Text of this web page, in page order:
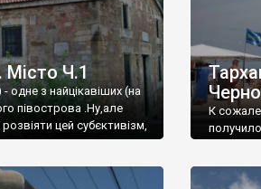
Місто Ч.1
одне з найцікавіших (на
півострова .Ну,але
цей субєктивізм,
К